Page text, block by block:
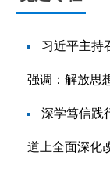
习近平主持
强调：解放思
深学笃信践
道上全面深化